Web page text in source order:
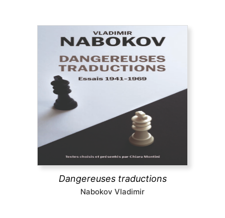
Dangereuses traductions
Nabokov Vladimir
Dangereuses traductions
À partir de textes pour la plupart inédits en
français, cet ouvrage présente la pensée et les
pratiques de la traduction de Nabokov, leur
évolution dans le temps jusqu’à la défense radicale
du littéralisme, une position extrême et
dérangeante.
découvrir